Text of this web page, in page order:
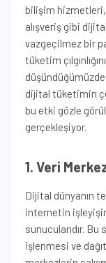
bilişim
alışveriş gibi
vazgeçilmez bir
tüketim
dijital tüketimin
bu etki gözle
gerçekleşiyor.
1. Veri
Dijital dünyanın
internetin
sunucularıdır.
işlenmesi ve